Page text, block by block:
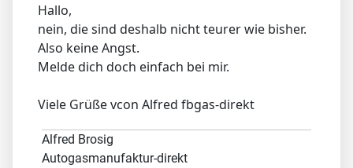
Hallo,
nein, die sind deshalb nicht teurer wie bisher.
Also keine Angst.
Melde dich doch einfach bei mir.
Viele Grüße vcon Alfred fbgas-direkt
Alfred Brosig
Autogasmanufaktur-direkt